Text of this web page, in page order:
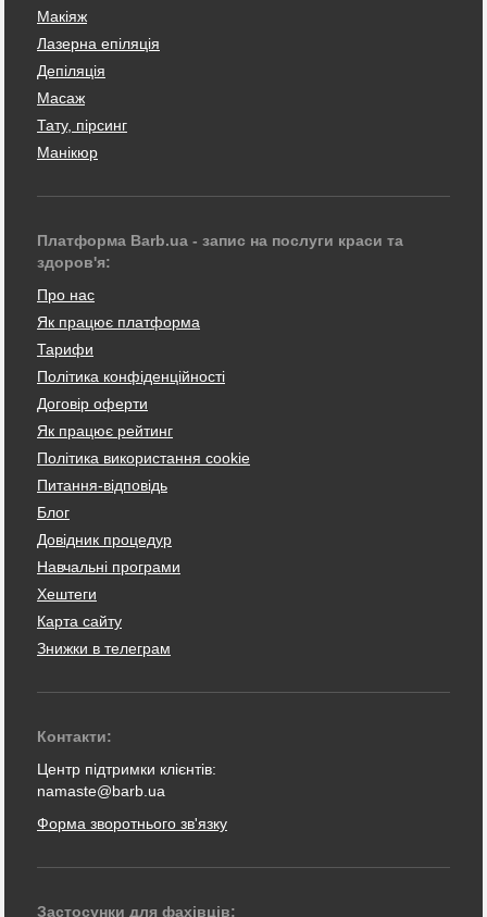
Макіяж
Лазерна епіляція
Депіляція
Масаж
Тату, пірсинг
Манікюр
Платформа Barb.ua - запис на послуги краси та
здоров'я:
Про нас
Як працює платформа
Тарифи
Політика конфіденційності
Договір оферти
Як працює рейтинг
Політика використання cookie
Питання-відповідь
Блог
Довідник процедур
Навчальні програми
Хештеги
Карта сайту
Знижки в телеграм
Контакти:
Центр підтримки клієнтів:
namaste@barb.ua
Форма зворотнього зв'язку
Застосунки для фахівців: